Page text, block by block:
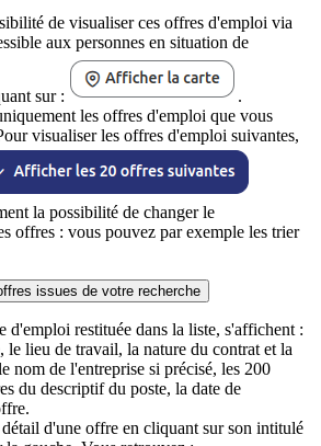
de visualiser ces offres d'emploi via
aux personnes en situation de
sur :
.
les offres d'emploi que vous
visualiser les offres d'emploi suivantes,
la possibilité de changer le
offres : vous pouvez par exemple les trier
issues de votre recherche
d'emploi restituée dans la liste, s'affichent :
le lieu de travail, la nature du contrat et la
nom de l'entreprise si précisé, les 200
du descriptif du poste, la date de
détail d'une offre en cliquant sur son intitulé